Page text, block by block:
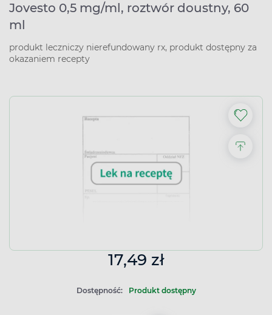
Jovesto 0,5 mg/ml, roztwór doustny, 60
ml
produkt leczniczy nierefundowany rx, produkt dostępny za
okazaniem recepty
17,49 zł
Dostępność: Produkt dostępny